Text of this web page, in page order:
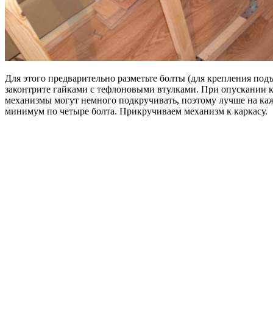
Для этого предварительно разметьте болты (для крепления
законтрите гайками с тефлоновыми втулками. При опускании
механизмы могут немного подкручивать, поэтому лучше на
минимум по четыре болта. Прикручиваем механизм к каркасу.